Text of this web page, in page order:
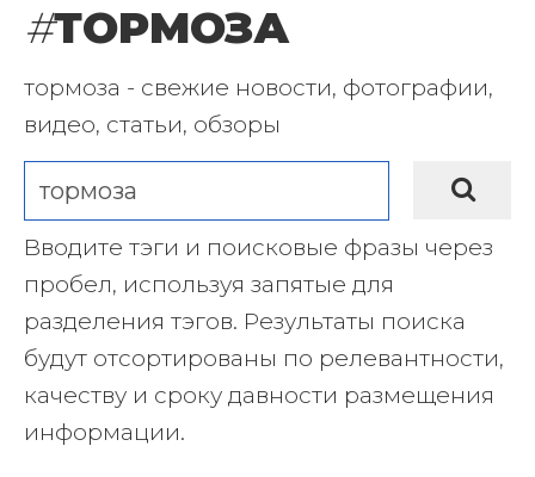
#ТОРМОЗА
тормоза - свежие новости, фотографии,
видео, статьи, обзоры
Вводите тэги и поисковые фразы через
пробел, используя запятые для
разделения тэгов. Результаты поиска
будут отсортированы по релевантности,
качеству и сроку давности размещения
информации.